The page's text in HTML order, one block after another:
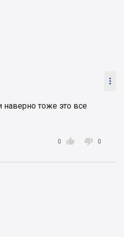

наверно тоже это все

0  0